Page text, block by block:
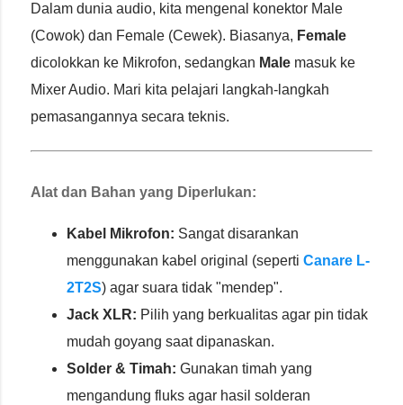
Dalam dunia audio, kita mengenal konektor Male
(Cowok) dan Female (Cewek). Biasanya, Female
dicolokkan ke Mikrofon, sedangkan Male masuk ke
Mixer Audio. Mari kita pelajari langkah-langkah
pemasangannya secara teknis.
Alat dan Bahan yang Diperlukan:
Kabel Mikrofon: Sangat disarankan
menggunakan kabel original (seperti Canare L-
2T2S) agar suara tidak "mendep".
Jack XLR: Pilih yang berkualitas agar pin tidak
mudah goyang saat dipanaskan.
Solder & Timah: Gunakan timah yang
mengandung fluks agar hasil solderan